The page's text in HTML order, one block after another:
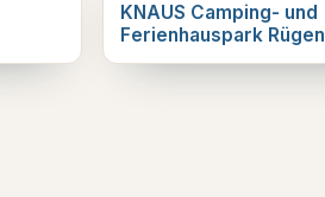
KNAUS Camping- und
Ferienhauspark Rügen